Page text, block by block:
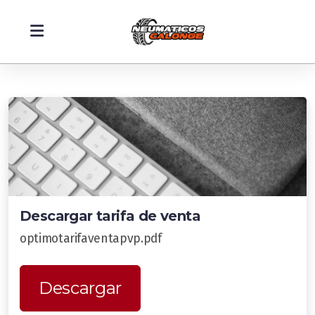
Descargar tarifa de venta
optimotarifaventapvp.pdf
Descargar
Montaje Neumáticos en Sevilla
Mecánica rápida
Equilibrado de ruedas
Alineado de dirección
TIENDA ONLINE